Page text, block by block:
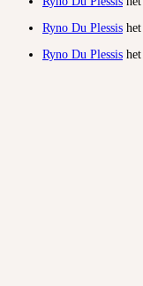
Ryno Du Plessis
Ryno Du Plessis